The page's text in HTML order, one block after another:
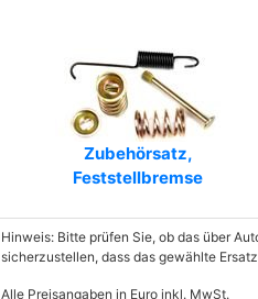
FIRST LINE
HELLA PAGID
JURID premium Marke
Zubehörsatz,
Feststellbremse
Hinweis: Bitte prüfen Sie, ob das über
sicherzustellen, dass das gewählte
Alle Preisangaben in Euro inkl. MwSt.